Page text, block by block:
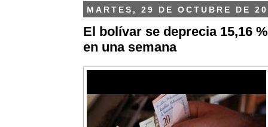
MARTES, 29 DE OCTUBRE DE
El bolívar se deprecia 15,16
en una semana